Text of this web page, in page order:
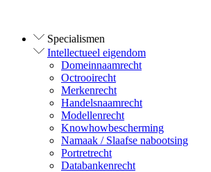
Specialismen
Intellectueel eigendom
Domeinnaamrecht
Octrooirecht
Merkenrecht
Handelsnaamrecht
Modellenrecht
Knowhowbescherming
Namaak / Slaafse nabootsing
Portretrecht
Databankenrecht